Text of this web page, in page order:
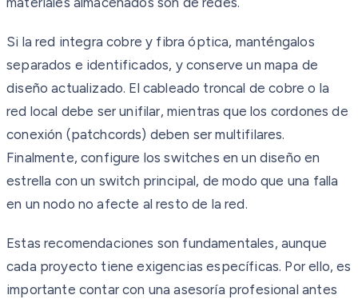
Si la red integra cobre y fibra óptica, manténgalos
separados e identificados, y conserve un mapa de
diseño actualizado. El cableado troncal de cobre o la
red local debe ser unifilar, mientras que los cordones de
conexión (patchcords) deben ser multifilares.
Finalmente, configure los switches en un diseño en
estrella con un switch principal, de modo que una falla
en un nodo no afecte al resto de la red.
Estas recomendaciones son fundamentales, aunque
cada proyecto tiene exigencias específicas. Por ello, es
importante contar con una asesoría profesional antes